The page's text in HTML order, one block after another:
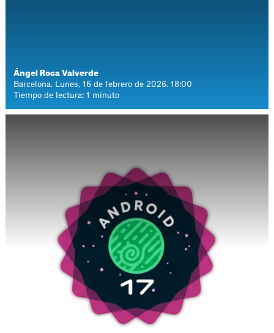
Ángel Roca Valverde
Barcelona. Lunes, 16 de febrero de 2026. 18:00
Tiempo de lectura: 1 minuto